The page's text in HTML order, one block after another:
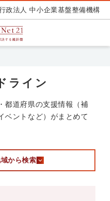
政法人 中小企業基盤整備機構
ライン
都道府県の支援情報（補
ベントなど）がまとめて
から検索